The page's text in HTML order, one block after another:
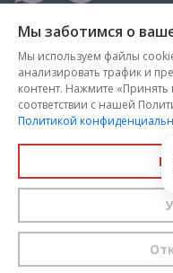
Copyright © 2026, ООО
Администрация Сайта не
размещаемые
качество.
пользовательского
свои данные в любой
Мы заботимся о
Мы используем файлы
анализировать трафик и
контент. Нажмите «Принять
соответствии с нашей
Политикой